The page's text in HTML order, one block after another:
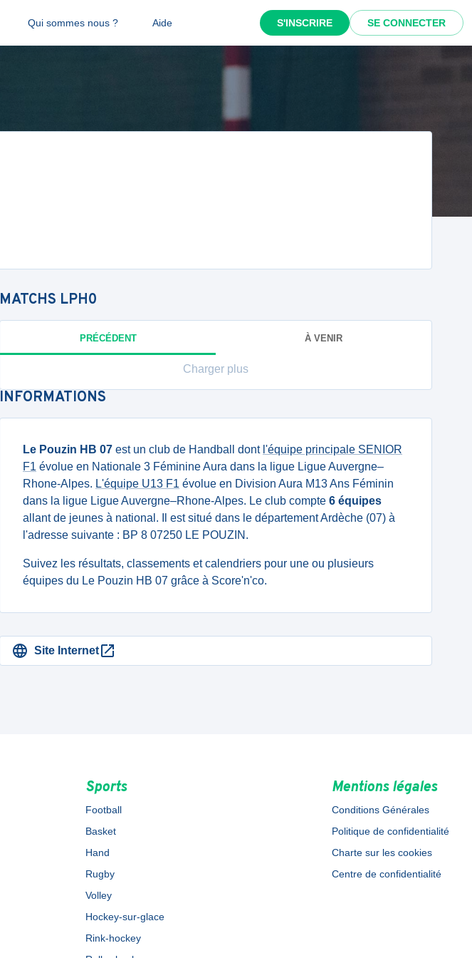
Qui sommes nous ? Aide S'INSCRIRE SE CONNECTER
MATCHS LPH0
PRÉCÉDENT À VENIR
Charger plus
INFORMATIONS
Le Pouzin HB 07 est un club de Handball dont l'équipe principale SENIOR
F1 évolue en Nationale 3 Féminine Aura dans la ligue Ligue Auvergne–
Rhone-Alpes. L'équipe U13 F1 évolue en Division Aura M13 Ans Féminin
dans la ligue Ligue Auvergne–Rhone-Alpes. Le club compte 6 équipes
allant de jeunes à national. Il est situé dans le département Ardèche (07) à
l'adresse suivante : BP 8 07250 LE POUZIN.
Suivez les résultats, classements et calendriers pour une ou plusieurs
équipes du Le Pouzin HB 07 grâce à Score'n'co.
Site Internet
Sports
Football
Basket
Hand
Rugby
Volley
Hockey-sur-glace
Rink-hockey
Mentions légales
Conditions Générales
Politique de confidentialité
Charte sur les cookies
Centre de confidentialité